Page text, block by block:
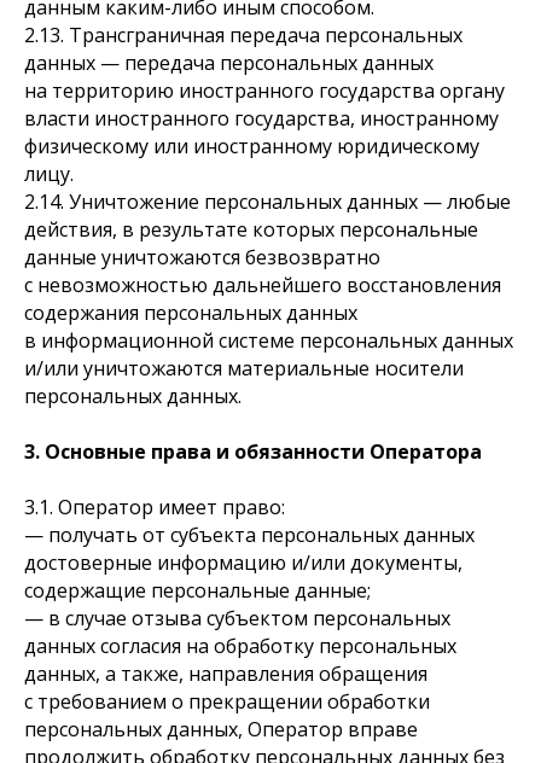
данным каким-либо иным способом.
2.13. Трансграничная передача персональных
данных — передача персональных данных
на территорию иностранного государства органу
власти иностранного государства, иностранному
физическому или иностранному юридическому
лицу.
2.14. Уничтожение персональных данных — любые
действия, в результате которых персональные
данные уничтожаются безвозвратно
с невозможностью дальнейшего восстановления
содержания персональных данных
в информационной системе персональных данных
и/или уничтожаются материальные носители
персональных данных.
3. Основные права и обязанности Оператора
3.1. Оператор имеет право:
— получать от субъекта персональных данных
достоверные информацию и/или документы,
содержащие персональные данные;
— в случае отзыва субъектом персональных
данных согласия на обработку персональных
данных, а также, направления обращения
с требованием о прекращении обработки
персональных данных, Оператор вправе
продолжить обработку персональных данных без